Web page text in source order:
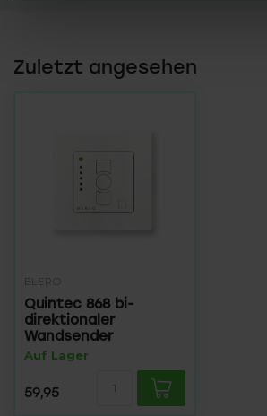
Zuletzt angesehen
ELERO
Quintec 868 bi-
direktionaler
Wandsender
Auf Lager
59,95